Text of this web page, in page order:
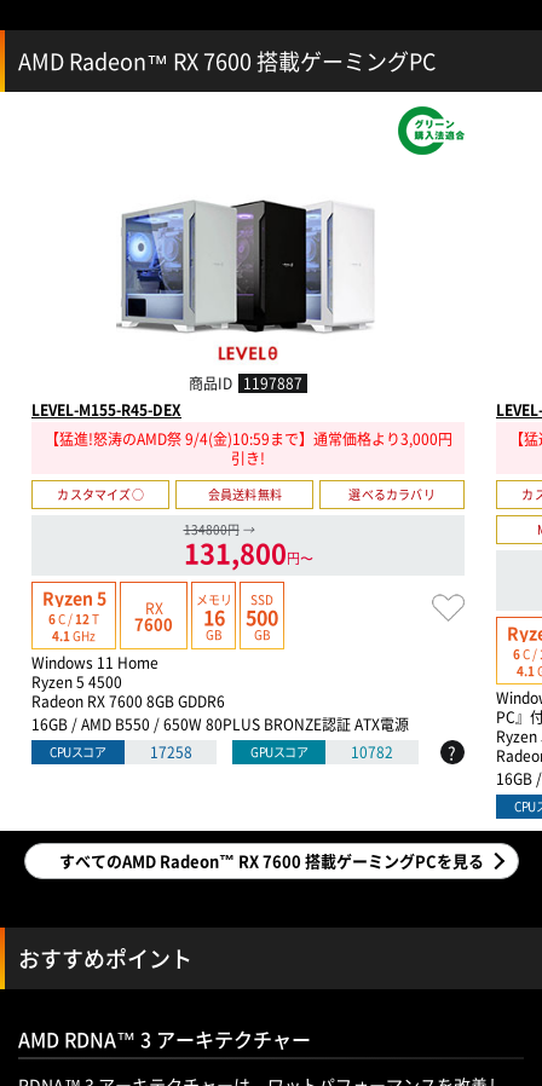
AMD Radeon™ RX 7600 搭載ゲーミングPC
商品ID 1197887
LEVEL-M155-R45-DEX
【猛進!怒涛のAMD祭 9/4(金)10:59まで】通常価格より3,000円
引き!
カスタマイズ○ 会員送料無料
選べるカラバリ
134800円 →
131,800円〜
Ryzen 5
6C / 12 T
4.1GHz
RX
7600
メモリ
16
GB
SSD
500
GB
Windows 11 Home
Ryzen 5 4500
Radeon RX 7600 8GB GDDR6
16GB / AMD B550 / 650W 80PLUS BRONZE認証 ATX電源
CPUスコア 17258 GPUスコア 10782 ?
【
カ
6C /
4.1
PC』
16GB
CPU
すべてのAMD Radeon™ RX 7600 搭載ゲーミングPCを見る
おすすめポイント
AMD RDNA™ 3 アーキテクチャー